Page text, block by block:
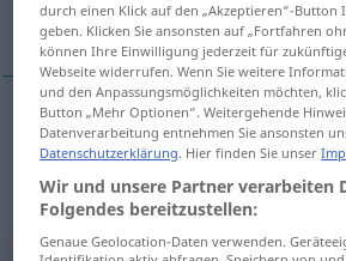
Umstände
Umständem/pl cavyky
durch einen Klick auf den „Akzeptieren“-Button
geben. Klicken Sie ansonsten auf „Fortfahren
können Ihre Einwilligung jederzeit für
Webseite widerrufen. Wenn Sie weitere
und den Anpassungsmöglichkeiten möchten,
Button „Mehr Optionen“. Weitergehende
Datenverarbeitung entnehmen Sie ansonsten
Datenschutzerklärung. Hier finden Sie unser
Wir und unsere Partner verarbeiten
Folgendes bereitzustellen:
Genaue Geolocation-Daten verwenden.